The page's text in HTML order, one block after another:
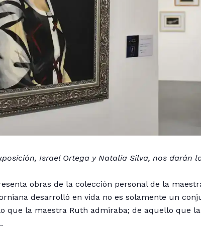
Israel Ortega y Natalia Silva, nos darán
obras de la colección personal de la
desarrolló en vida no es solamente un
que la maestra Ruth admiraba; de aquello que